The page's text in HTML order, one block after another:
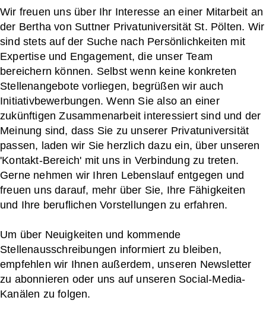
Wir freuen uns über Ihr Interesse an einer Mitarbeit an
der Bertha von Suttner Privatuniversität St. Pölten. Wir
sind stets auf der Suche nach Persönlichkeiten mit
Expertise und Engagement, die unser Team
bereichern können. Selbst wenn keine konkreten
Stellenangebote vorliegen, begrüßen wir auch
Initiativbewerbungen. Wenn Sie also an einer
zukünftigen Zusammenarbeit interessiert sind und der
Meinung sind, dass Sie zu unserer Privatuniversität
passen, laden wir Sie herzlich dazu ein, über unseren
'Kontakt-Bereich' mit uns in Verbindung zu treten.
Gerne nehmen wir Ihren Lebenslauf entgegen und
freuen uns darauf, mehr über Sie, Ihre Fähigkeiten
und Ihre beruflichen Vorstellungen zu erfahren.
Um über Neuigkeiten und kommende
Stellenausschreibungen informiert zu bleiben,
empfehlen wir Ihnen außerdem, unseren Newsletter
zu abonnieren oder uns auf unseren Social-Media-
Kanälen zu folgen.